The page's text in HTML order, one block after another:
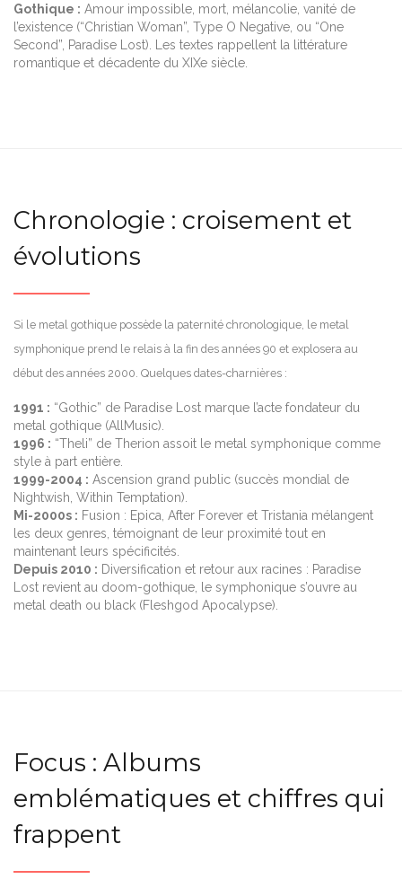
Gothique : Amour impossible, mort, mélancolie, vanité de
l’existence (“Christian Woman”, Type O Negative, ou “One
Second”, Paradise Lost). Les textes rappellent la littérature
romantique et décadente du XIXe siècle.
Chronologie : croisement et
évolutions
Si le metal gothique possède la paternité chronologique, le metal
symphonique prend le relais à la fin des années 90 et explosera au
début des années 2000. Quelques dates-charnières :
1991 : “Gothic” de Paradise Lost marque l’acte fondateur du
metal gothique (AllMusic).
1996 : “Theli” de Therion assoit le metal symphonique comme
style à part entière.
1999-2004 : Ascension grand public (succès mondial de
Nightwish, Within Temptation).
Mi-2000s : Fusion : Epica, After Forever et Tristania mélangent
les deux genres, témoignant de leur proximité tout en
maintenant leurs spécificités.
Depuis 2010 : Diversification et retour aux racines : Paradise
Lost revient au doom-gothique, le symphonique s’ouvre au
metal death ou black (Fleshgod Apocalypse).
Focus : Albums
emblématiques et chiffres qui
frappent